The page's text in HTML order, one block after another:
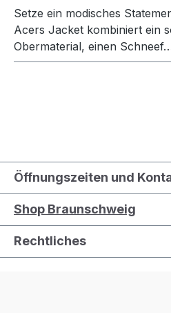
Setze ein modisches
Acers Jacket kombiniert ein
Obermaterial, einen
Öffnungszeiten und
Shop Braunschweig
Rechtliches